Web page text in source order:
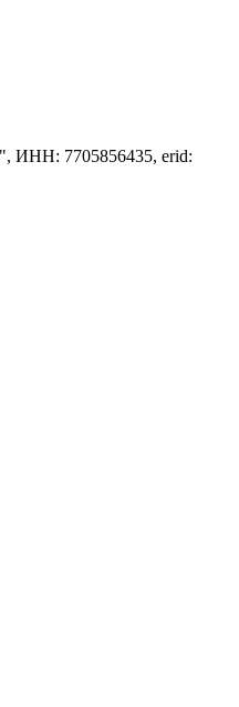
ИНН: 7705856435, erid: